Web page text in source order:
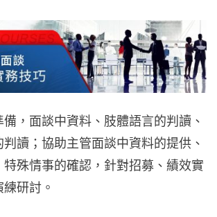
，面談中資料、肢體語言的判讀、
讀；協助主管面談中資料的提供、
殊情事的確認，針對招募、績效實
研討。